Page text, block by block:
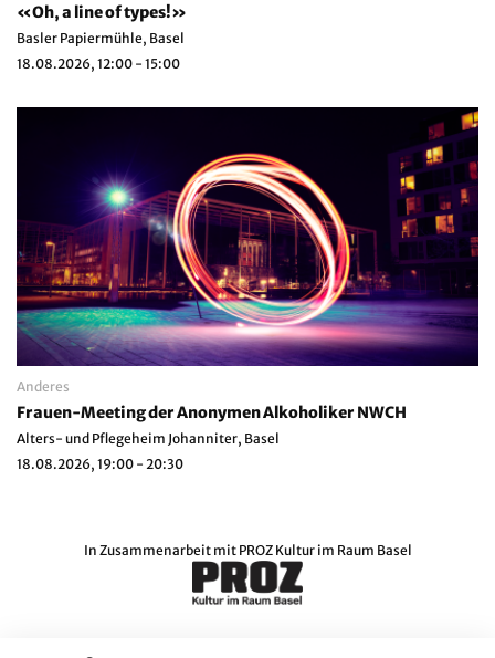
«Oh, a line of types!»
Basler Papiermühle, Basel
18.08.2026, 12:00 - 15:00
Anderes
Frauen-Meeting der Anonymen Alkoholiker NWCH
Alters- und Pflegeheim Johanniter, Basel
18.08.2026, 19:00 - 20:30
In Zusammenarbeit mit PROZ Kultur im Raum Basel